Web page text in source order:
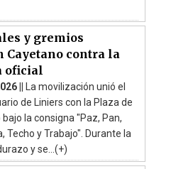
y gremios
Cayetano contra la
oficial
|| La movilización unió el
de Liniers con la Plaza de
bajo la consigna "Paz, Pan,
Techo y Trabajo". Durante la
y se...(+)